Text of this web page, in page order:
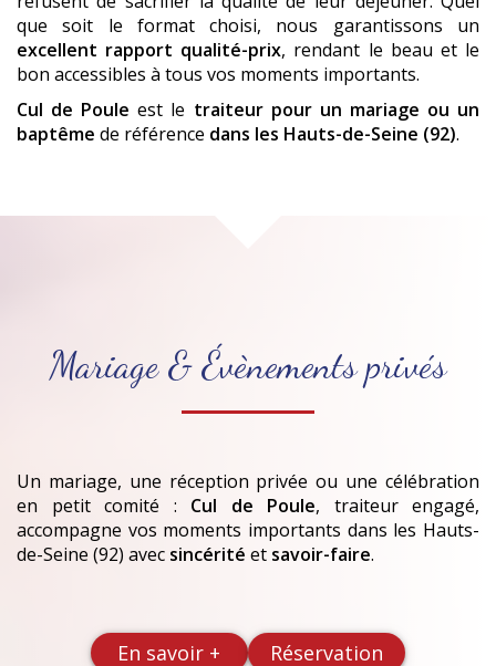
que soit le format choisi, nous garantissons un
excellent rapport qualité-prix, rendant le beau et le
bon accessibles à tous vos moments importants.
Cul de Poule est le traiteur pour un mariage ou un
baptême de référence dans les Hauts-de-Seine (92).
Mariage & Évènements privés
Un mariage, une réception privée ou une célébration
en petit comité : Cul de Poule, traiteur engagé,
accompagne vos moments importants dans les Hauts-
de-Seine (92) avec sincérité et savoir-faire.
En savoir + Réservation